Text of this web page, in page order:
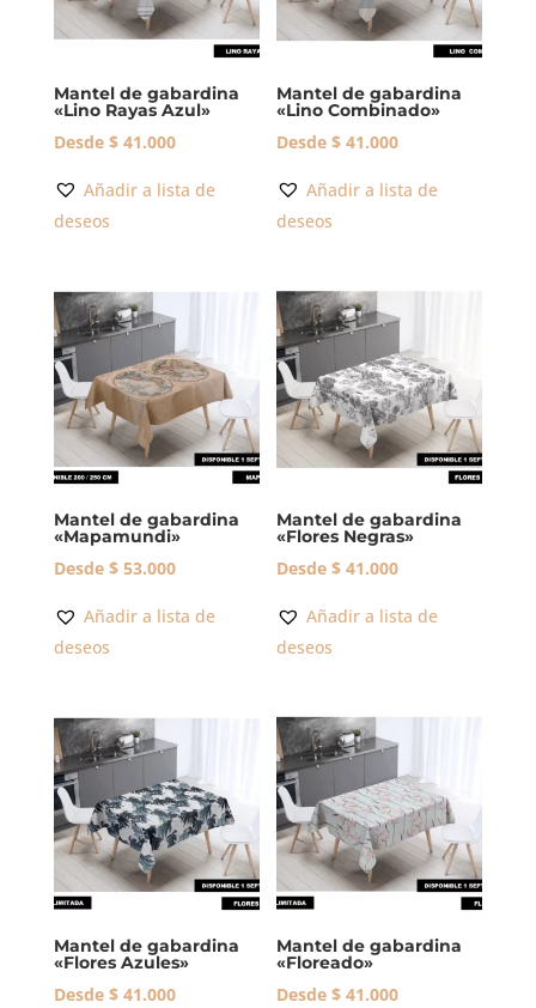
Mantel de gabardina
«Lino Rayas Azul»
Desde $41.000
Añadir a lista de
deseos
Mantel de gabardina
«Lino Combinado»
Desde $ 41.000
Añadir a lista de
deseos
Mantel de gabardina
«Mapamundi»
Desde $53.000
Añadir a lista de
deseos
Mantel de gabardina
«Flores Negras»
Desde $ 41.000
Añadir a lista de
deseos
Mantel de gabardina
«Flores Azules»
Desde $41.000
Mantel de gabardina
«Floreado»
Desde $ 41.000